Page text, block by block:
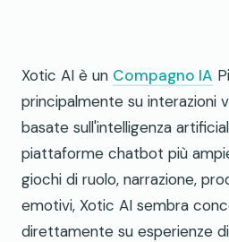
Xotic AI è un Compagno IA
principalmente su interazioni
basate sull'intelligenza
piattaforme chatbot più
giochi di ruolo, narrazione,
emotivi, Xotic AI sembra
direttamente su esperienze